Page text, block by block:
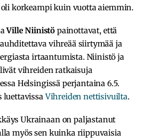
oli korkeampi kuin vuotta aiemmin.
Ville Niinistö painottavat, että
vihreää siirtymää ja
irtaantumista. Niinistö ja
vihreiden ratkaisuja
Helsingissä perjantaina 6.5.
luettavissaVihreiden nettisivuilta.
Ukrainaan on paljastanut
myös sen kuinka riippuvaisia